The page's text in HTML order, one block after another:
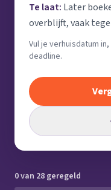
Te laat: Later
overblijft, vaak
Vul je verhuisdatum
deadline.
0 van 28 geregeld